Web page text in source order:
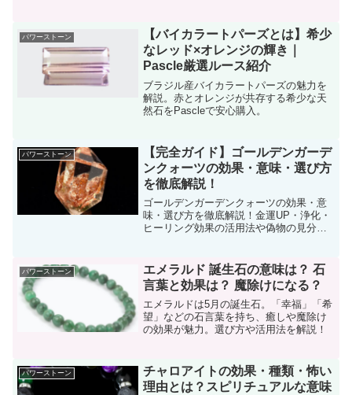
を！
パワーストーン
【バイカラートパーズとは】希少
なレッド×オレンジの輝き｜
Pascle厳選ルース紹介
ブラジル産バイカラートパーズの魅力を
解説。赤とオレンジが共存する希少な天
然石をPascleで安心購入。
パワーストーン
【完全ガイド】ゴールデンガーデ
ンクォーツの効果・意味・選び方
を徹底解説！
ゴールデンガーデンクォーツの効果・意
味・選び方を徹底解説！金運UP・浄化・
ヒーリング効果の活用法や偽物の見分け
パワーストーン
エメラルド 誕生石の意味は？ 石
言葉と効果は？ 魔除けになる？
エメラルドは5月の誕生石。「幸福」「希
望」などの石言葉を持ち、癒しや魔除け
の効果が魅力。選び方や活用法を解説！
パワーストーン
チャロアイトの効果・種類・怖い
理由とは？スピリチュアルな意味